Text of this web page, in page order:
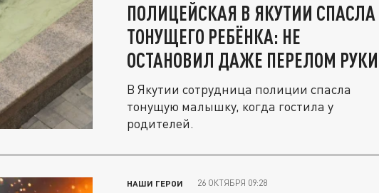
ПОЛИЦЕЙСКАЯ В ЯКУТИИ СПАСЛА
ТОНУЩЕГО РЕБЁНКА: НЕ
ОСТАНОВИЛ ДАЖЕ ПЕРЕЛОМ РУКИ
В Якутии сотрудница полиции спасла
тонущую малышку, когда гостила у
родителей.
НАШИ ГЕРОИ 26 ОКТЯБРЯ 09:28